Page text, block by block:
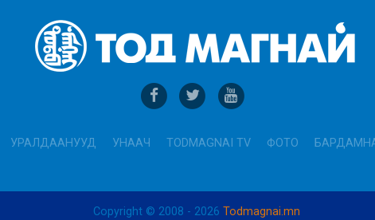
УРАЛДААНУУД УНААЧ TODMAGNAI TV ФОТО
Copyright © 2008 - 2026 Todmagnai.mn